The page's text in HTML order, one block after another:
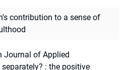
contribution to a sense of
Journal of Applied
separately? : the positive